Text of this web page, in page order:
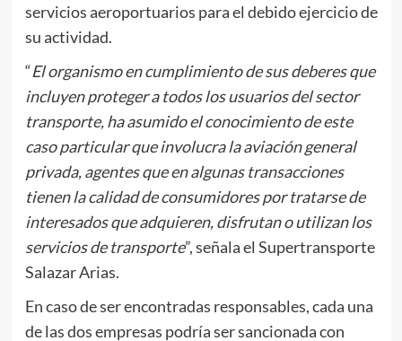
servicios aeroportuarios para el debido ejercicio de
su actividad.
“El organismo en cumplimiento de sus deberes que
incluyen proteger a todos los usuarios del sector
transporte, ha asumido el conocimiento de este
caso particular que involucra la aviación general
privada, agentes que en algunas transacciones
tienen la calidad de consumidores por tratarse de
interesados que adquieren, disfrutan o utilizan los
servicios de transporte”, señala el Supertransporte
Salazar Arias.
En caso de ser encontradas responsables, cada una
de las dos empresas podría ser sancionada con